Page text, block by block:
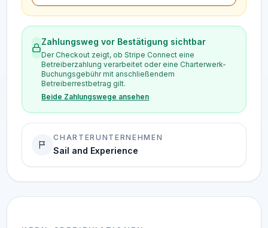
Zahlungsweg vor Bestätigung sichtbar
Der Checkout zeigt, ob Stripe Connect eine
Betreiberzahlung verarbeitet oder eine Charterwerk-
Buchungsgebühr mit anschließendem
Betreiberrestbetrag gilt.
Beide Zahlungswege ansehen
CHARTERUNTERNEHMEN
Sail and Experience